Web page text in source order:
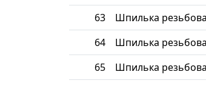
63 Шпилька
64 Шпилька
65 Шпилька